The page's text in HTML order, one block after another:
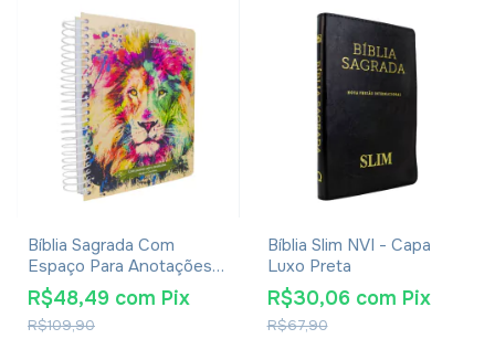
Bíblia Sagrada Com
Espaço Para Anotações
Harpa Avivada E Corinhos
Lion Colors
R$109,90
R$48,49 com Pix
Bíblia Slim NVI - Capa
Luxo Preta
R$67,90
R$30,06 com Pix